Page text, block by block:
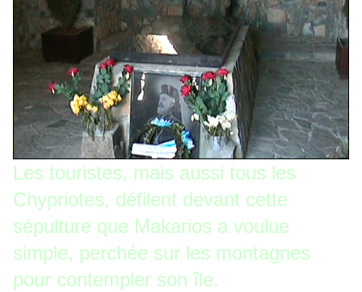
Les touristes, mais aussi tous les
Chypriotes, défilent devant cette
sépulture que Makarios a voulue
simple, perchée sur les montagnes
pour contempler son île.